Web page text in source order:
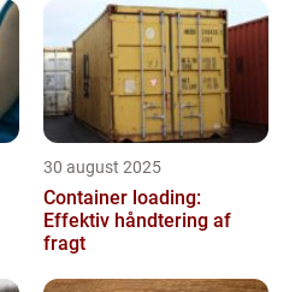
30 august 2025
Container loading:
Effektiv håndtering af
fragt